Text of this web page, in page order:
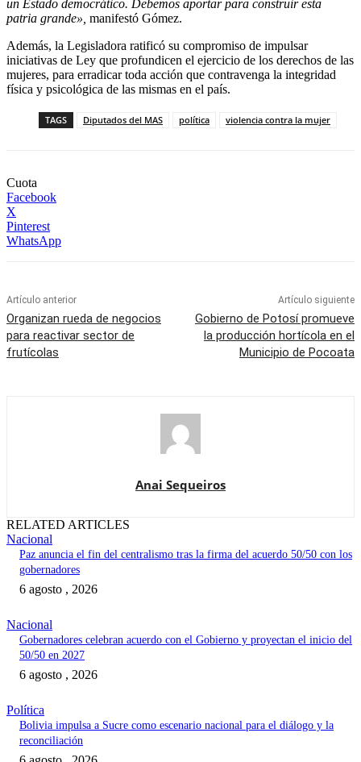
un Estado democrático. Debemos aportar para construir esta
patria grande», manifestó Gómez.
Además, la Legisladora ratificó su compromiso de impulsar
iniciativas de Ley que profundicen el ejercicio de los derechos de las
mujeres, para erradicar toda acción que contravenga la integridad
física y psicológica de las mismas en el país.
TAGS Diputados del MAS política violencia contra la mujer
Cuota
Facebook
X
Pinterest
WhatsApp
Artículo anterior
Organizan rueda de negocios
para reactivar sector de
frutícolas
Artículo siguiente
Gobierno de Potosí promueve
la producción hortícola en el
Municipio de Pocoata
Anai Sequeiros
RELATED ARTICLES
Nacional
Paz anuncia el fin del centralismo tras la firma del acuerdo 50/50 con los
gobernadores
6 agosto , 2026
Nacional
Gobernadores celebran acuerdo con el Gobierno y proyectan el inicio del
50/50 en 2027
6 agosto , 2026
Política
Bolivia impulsa a Sucre como escenario nacional para el diálogo y la
reconciliación